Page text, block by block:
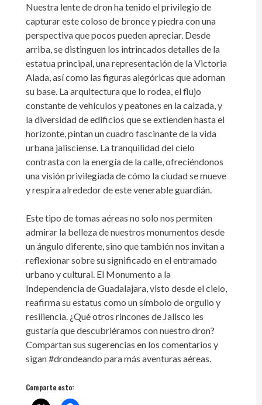
Nuestra lente de dron ha tenido el privilegio de
capturar este coloso de bronce y piedra con una
perspectiva que pocos pueden apreciar. Desde
arriba, se distinguen los intrincados detalles de la
estatua principal, una representación de la Victoria
Alada, así como las figuras alegóricas que adornan
su base. La arquitectura que lo rodea, el flujo
constante de vehículos y peatones en la calzada, y
la diversidad de edificios que se extienden hasta el
horizonte, pintan un cuadro fascinante de la vida
urbana jalisciense. La tranquilidad del cielo
contrasta con la energía de la calle, ofreciéndonos
una visión privilegiada de cómo la ciudad se mueve
y respira alrededor de este venerable guardián.
Este tipo de tomas aéreas no solo nos permiten
admirar la belleza de nuestros monumentos desde
un ángulo diferente, sino que también nos invitan a
reflexionar sobre su significado en el entramado
urbano y cultural. El Monumento a la
Independencia de Guadalajara, visto desde el cielo,
reafirma su estatus como un símbolo de orgullo y
resiliencia. ¿Qué otros rincones de Jalisco les
gustaría que descubriéramos con nuestro dron?
Compartan sus sugerencias en los comentarios y
sigan #drondeando para más aventuras aéreas.
Comparte esto: